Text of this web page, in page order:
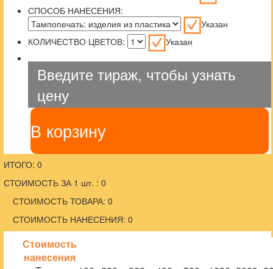
СПОСОБ НАНЕСЕНИЯ:
Указан
КОЛИЧЕСТВО ЦВЕТОВ:
Указан
Введите тираж, чтобы узнать
цену
В корзину
ИТОГО: 0
СТОИМОСТЬ ЗА 1 шт. : 0
СТОИМОСТЬ ТОВАРА: 0
СТОИМОСТЬ НАНЕСЕНИЯ: 0
Стоимость
нанесения